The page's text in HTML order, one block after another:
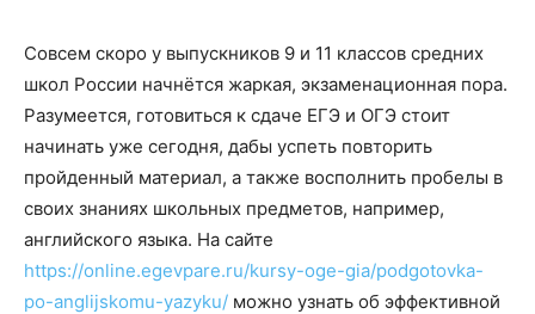
Совсем скоро у выпускников 9 и 11 классов средних
школ России начнётся жаркая, экзаменационная пора.
Разумеется, готовиться к сдаче ЕГЭ и ОГЭ стоит
начинать уже сегодня, дабы успеть повторить
пройденный материал, а также восполнить пробелы в
своих знаниях школьных предметов, например,
английского языка. На сайте
https://online.egevpare.ru/kursy-oge-gia/podgotovka-
po-anglijskomu-yazyku/ можно узнать об эффективной